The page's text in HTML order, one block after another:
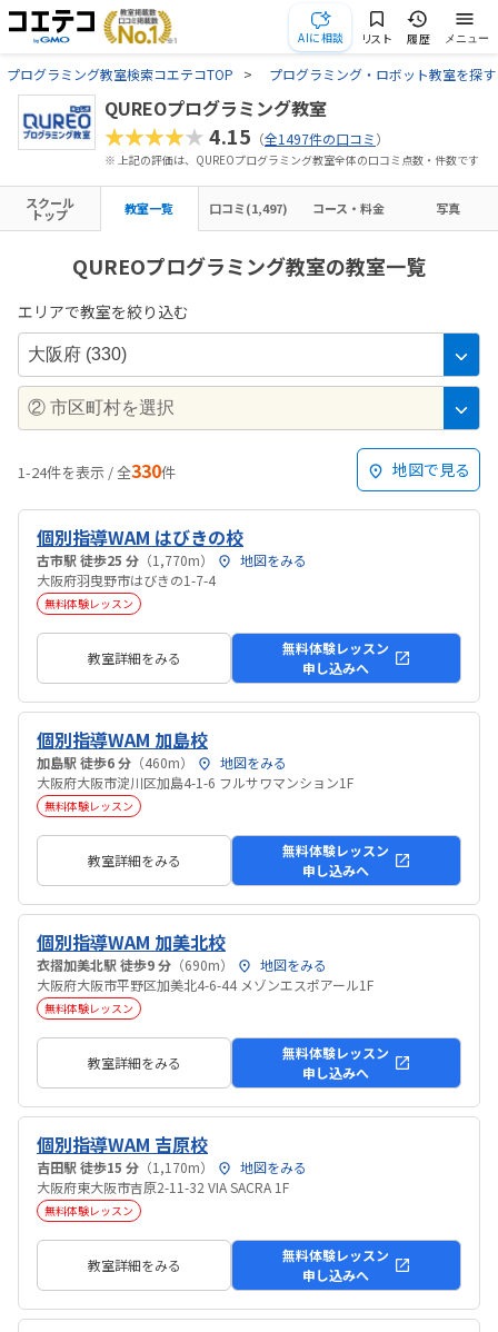
AIに相談 リスト 履歴 メニュー
プログラミング教室検索コエテコTOP プログラミング・ロボット教室を探す
QUREOプログラミング教室
★★★★★4.15 （全1497件の口コミ）
※ 上記の評価は、QUREOプログラミング教室全体の口コミ点数・件数です
スクール
トップ 教室一覧 口コミ(1,497) コース・料金 写真
QUREOプログラミング教室の教室一覧
エリアで教室を絞り込む
1-24件を表示 / 全330件 地図で見る
個別指導WAM はびきの校
古市駅 徒歩25 分 （1,770m）
地図をみる
大阪府羽曳野市はびきの1-7-4
無料体験レッスン
教室詳細をみる
無料体験レッスン
申し込みへ
個別指導WAM 加島校
加島駅 徒歩6 分 （460m）
地図をみる
大阪府大阪市淀川区加島4-1-6 フルサワマンション1F
無料体験レッスン
教室詳細をみる
無料体験レッスン
申し込みへ
個別指導WAM 加美北校
衣摺加美北駅 徒歩9 分 （690m）
地図をみる
大阪府大阪市平野区加美北4-6-44 メゾンエスポアール1F
無料体験レッスン
教室詳細をみる
無料体験レッスン
申し込みへ
個別指導WAM 吉原校
吉田駅 徒歩15 分 （1,170m）
地図をみる
大阪府東大阪市吉原2-11-32 VIA SACRA 1F
無料体験レッスン
教室詳細をみる
無料体験レッスン
申し込みへ